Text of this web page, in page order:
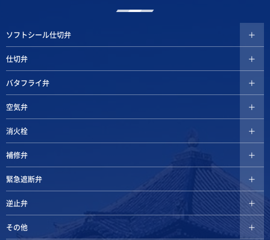
ソフトシール仕切弁
仕切弁
バタフライ弁
空気弁
消火栓
補修弁
緊急遮断弁
逆止弁
その他